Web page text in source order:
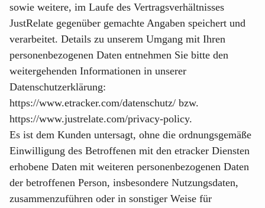
sowie weitere, im Laufe des Vertragsverhältnisses
JustRelate gegenüber gemachte Angaben speichert und
verarbeitet. Details zu unserem Umgang mit Ihren
personenbezogenen Daten entnehmen Sie bitte den
weitergehenden Informationen in unserer
Datenschutzerklärung:
https://www.etracker.com/datenschutz/ bzw.
https://www.justrelate.com/privacy-policy.
Es ist dem Kunden untersagt, ohne die ordnungsgemäße
Einwilligung des Betroffenen mit den etracker Diensten
erhobene Daten mit weiteren personenbezogenen Daten
der betroffenen Person, insbesondere Nutzungsdaten,
zusammenzuführen oder in sonstiger Weise für